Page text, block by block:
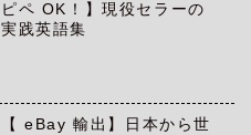
ピペ OK！】現役セラーの
実践英語集
【 eBay 輸出】日本から世